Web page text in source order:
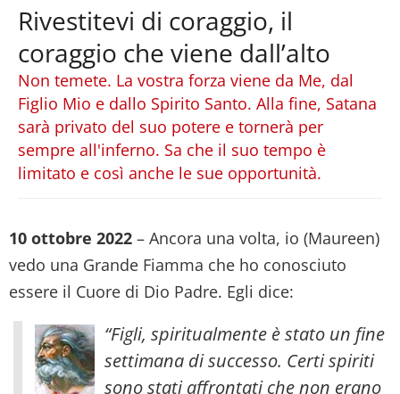
Rivestitevi di coraggio, il
coraggio che viene dall’alto
Non temete. La vostra forza viene da Me, dal
Figlio Mio e dallo Spirito Santo. Alla fine, Satana
sarà privato del suo potere e tornerà per
sempre all'inferno. Sa che il suo tempo è
limitato e così anche le sue opportunità.
10 ottobre 2022 – Ancora una volta, io (Maureen)
vedo una Grande Fiamma che ho conosciuto
essere il Cuore di Dio Padre. Egli dice:
“Figli, spiritualmente è stato un fine
settimana di successo. Certi spiriti
sono stati affrontati che non erano